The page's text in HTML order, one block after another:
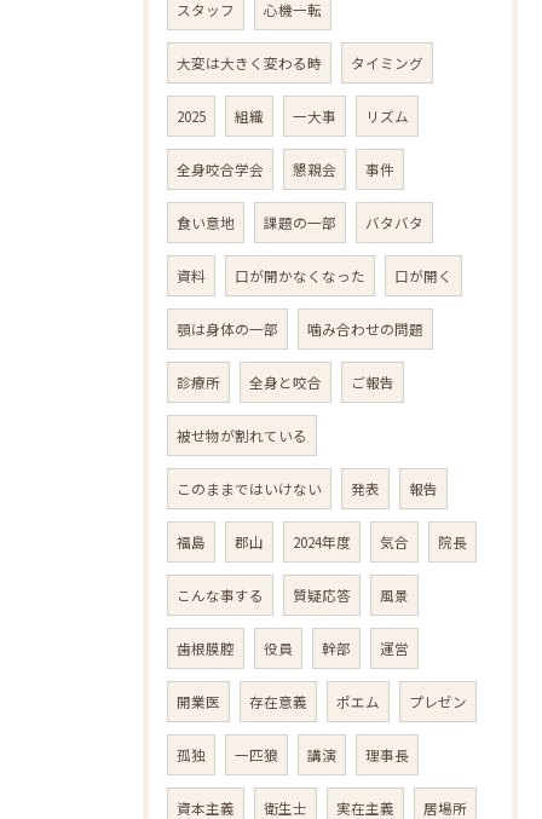
スタッフ 心機一転
大変は大きく変わる時 タイミング
2025 組織 一大事 リズム
全身咬合学会 懇親会 事件
食い意地 課題の一部 バタバタ
資料 口が開かなくなった 口が開く
顎は身体の一部 噛み合わせの問題
診療所 全身と咬合 ご報告
被せ物が割れている
このままではいけない 発表 報告
福島 郡山 2024年度 気合 院長
こんな事する 質疑応答 風景
歯根膜腔 役員 幹部 運営
開業医 存在意義 ポエム プレゼン
孤独 一匹狼 講演 理事長
資本主義 衛生士 実在主義 居場所